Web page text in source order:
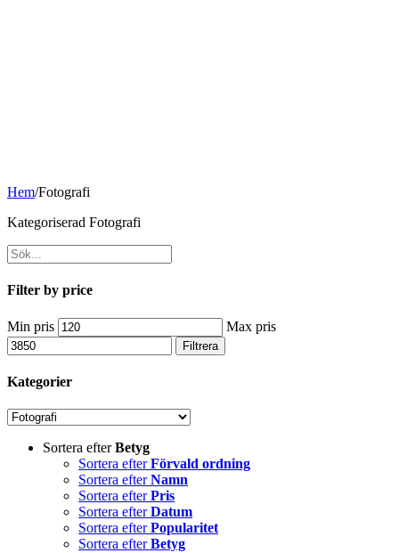
Hem/Fotografi
Kategoriserad Fotografi
Filter by price
Min pris Max pris
Filtrera
Kategorier
Sortera efterBetyg
Sortera efterFörvald ordning
Sortera efterNamn
Sortera efterPris
Sortera efterDatum
Sortera efterPopularitet
Sortera efterBetyg